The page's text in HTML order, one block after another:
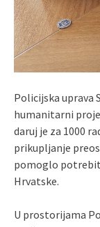
Policijska uprava
humanitarni
daruj je za 1000
prikupljanje
pomoglo
Hrvatske.
U prostorijama